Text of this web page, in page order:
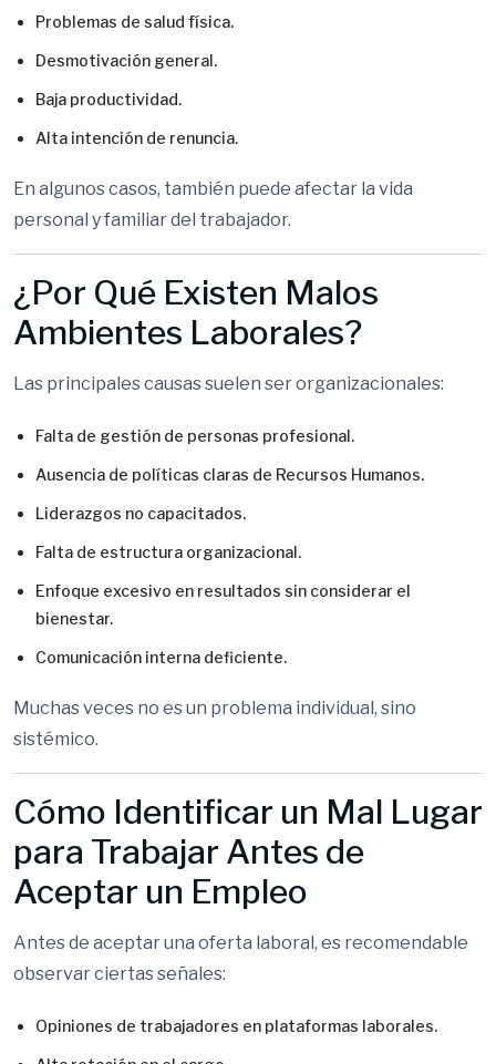
Problemas de salud física.
Desmotivación general.
Baja productividad.
Alta intención de renuncia.
En algunos casos, también puede afectar la vida
personal y familiar del trabajador.
¿Por Qué Existen Malos
Ambientes Laborales?
Las principales causas suelen ser organizacionales:
Falta de gestión de personas profesional.
Ausencia de políticas claras de Recursos Humanos.
Liderazgos no capacitados.
Falta de estructura organizacional.
Enfoque excesivo en resultados sin considerar el
bienestar.
Comunicación interna deficiente.
Muchas veces no es un problema individual, sino
sistémico.
Cómo Identificar un Mal Lugar
para Trabajar Antes de
Aceptar un Empleo
Antes de aceptar una oferta laboral, es recomendable
observar ciertas señales:
Opiniones de trabajadores en plataformas laborales.